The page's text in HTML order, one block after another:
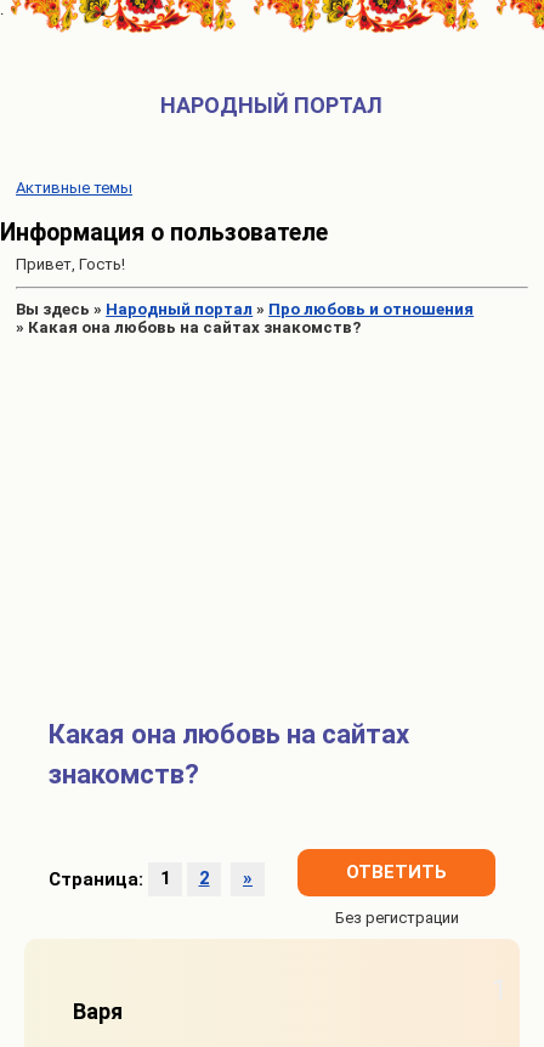
НАРОДНЫЙ ПОРТАЛ
Активные темы
Информация о пользователе
Привет, Гость!
Вы здесь » Народный портал » Про любовь и отношения
» Какая она любовь на сайтах знакомств?
Какая она любовь на сайтах
знакомств?
Страница: 1 2 » ОТВЕТИТЬ
Варя